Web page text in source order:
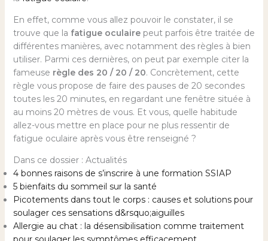
En effet, comme vous allez pouvoir le constater, il se
trouve que la fatigue oculairepeut parfois être traitée de
différentes manières, avec notamment des règles à bien
utiliser. Parmi ces dernières, on peut par exemple citer la
fameuse règle des 20 / 20 / 20. Concrètement, cette
règle vous propose de faire des pauses de 20 secondes
toutes les 20 minutes, en regardant une fenêtre située à
au moins 20 mètres de vous. Et vous, quelle habitude
allez-vous mettre en place pour ne plus ressentir de
fatigue oculaire après vous être renseigné ?
Dans ce dossier : Actualités
4 bonnes raisons de s’inscrire à une formation SSIAP
5 bienfaits du sommeil sur la santé
Picotements dans tout le corps : causes et solutions pour
soulager ces sensations d&rsquo;aiguilles
Allergie au chat : la désensibilisation comme traitement